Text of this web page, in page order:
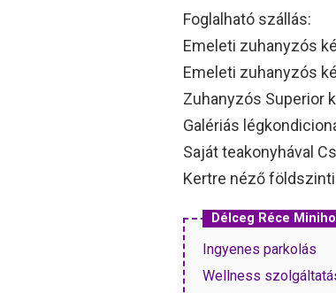
Foglalható szállás:
Emeleti zuhanyzós
Emeleti zuhanyzós
Zuhanyzós Superior
Galériás
Saját teakonyhával
Kertre néző
Délceg Réce
Ingyenes parkolás
Wellness